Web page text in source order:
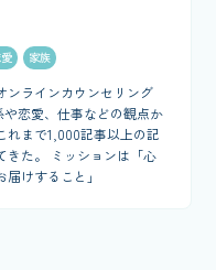
家族
ンラインカウンセリング
や恋愛、仕事などの観点か
れまで1,000記事以上の記
きた。 ミッションは「心
けすること」